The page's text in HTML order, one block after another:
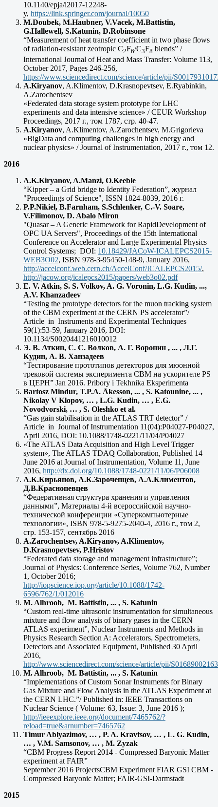
10.1140/epja/i2017-12248-
y, https://link.springer.com/journal/10050
M.Doubek, M.Haubner, V.Vacek, M.Battistin,
G.Hallewell, S.Katunin, D.Robinsone
“Measurement of heat transfer coefficient in two phase flows
of radiation-resistant zeotropic C2F6/C3F8 blends” /
International Journal of Heat and Mass Transfer: Volume 113,
October 2017, Pages 246-256,
https://www.sciencedirect.com/science/article/pii/
A.Kiryanov, A.Klimentov, D.Krasnopevtsev, E.Ryabinkin,
A.Zarochentsev
«Federated data storage system prototype for LHC
experiments and data intensive science» / CEUR Workshop
Proceedings, 2017 г., том 1787, стр. 40-47.
A.Kiryanov, A.Klimentov, A.Zarochentsev, M.Grigorieva
«BigData and computing challenges in high energy and
nuclear physics» / Journal of Instrumentation, 2017 г., том 12.
2016
A.K.Kiryanov, A.Manzi, O.Keeble
“Kipper – a Grid bridge to Identity Federation”, журнал
"Proceedings of Science", ISSN 1824-8039, 2016 г.
P.P.Nikiel, B.Farnham, S.Schlenker, C.-V. Soare,
V.Filimonov, D. Abalo Miron
"Quasar – A Generic Framework for RapidDevelopment of
OPC UA Servers", Proceedings of the 15th International
Conference on Accelerator and Large Experimental Physics
Control Systems; DOI: 10.18429/JACoW-ICALEPCS2015-
WEB3O02, ISBN 978-3-95450-148-9, January 2016,
http://accelconf.web.cern.ch/AccelConf/ICALEPCS2015/,
http://jacow.org/icalepcs2015/papers/web3o02.pdf
E. V. Atkin, S. S. Volkov, A. G. Voronin, L.G. Kudin, ...,
A.V. Khanzadeev
“Testing the prototype detectors for the muon tracking system
of the CBM experiment at the CERN PS accelerator”/
Article in Instruments and Experimental Techniques
59(1):53-59, January 2016, DOI:
10.1134/S0020441216010012
Э. В. Аткин, С. С. Волков, А. Г. Воронин , ... , Л.Г.
Кудин, А. В. Ханзадеев
“Тестирование прототипов детекторов для мюонной
трековой системы эксперимента СВМ на ускорителе PS
в ЦЕРН” Jan 2016. Pribory i Tekhnika Eksperimenta
Bartosz Mindur, T.P.A. Åkesson, ... , S. Katounine, ... ,
Nikolay V Klopov, … , L.G. Kudin, … , E.G.
Novodvorski, … , S. Oleshko et al.
“Gas gain stabilisation in the ATLAS TRT detector” /
Article in Journal of Instrumentation 11(04):P04027-P04027,
April 2016, DOI: 10.1088/1748-0221/11/04/P04027
«The ATLAS Data Acquisition and High Level Trigger
system», The ATLAS TDAQ Collaboration, Published 14
June 2016 at Journal of Instrumentation, Volume 11, June
2016, http://dx.doi.org/10.1088/1748-0221/11/06/P06008
А.К.Кирьянов, А.К.Зароченцев, А.А.Климентов,
Д.В.Краснопевцев
“Федеративная структура хранения и управления
данными”, Материалы 4-й всероссийской научно-
технической конференции «Суперкомпьютерные
технологии», ISBN 978-5-9275-2040-4, 2016 г., том 2,
стр. 153-157, сентябрь 2016
A.Zarochentsev, A.Kiryanov, A.Klimentov,
D.Krasnopevtsev, P.Hristov
“Federated data storage and management infrastructure”;
Journal of Physics: Conference Series, Volume 762, Number
1, October 2016;
http://iopscience.iop.org/article/10.1088/1742-
6596/762/1/012016
M. Alhroob, M. Battistin, ... , S. Katunin
“Custom real-time ultrasonic instrumentation for simultaneous
mixture and flow analysis of binary gases in the CERN
ATLAS experiment”, Nuclear Instruments and Methods in
Physics Research Section A: Accelerators, Spectrometers,
Detectors and Associated Equipment, Published 30 April
2016,
http://www.sciencedirect.com/science/article/pii/
M. Alhroob, M. Battistin, ... , S. Katunin
“Implementations of Custom Sonar Instruments for Binary
Gas Mixture and Flow Analysis in the ATLAS Experiment at
the CERN LHC.”/ Published in: IEEE Transactions on
Nuclear Science ( Volume: 63, Issue: 3, June 2016 );
http://ieeexplore.ieee.org/document/7465762/?
reload=true&arnumber=7465762
Timur Ablyazimov, … , P. A. Kravtsov, … , L. G. Kudin,
… , V.M. Samsonov, … , M. Zyzak
“CBM Progress Report 2014 - Compressed Baryonic Matter
experiment at FAIR”
September 2016 ProjectsCBM Experiment FIAR GSI CBM -
Compressed Baryonic Matter; FAIR-GSI-Darmstadt
2015